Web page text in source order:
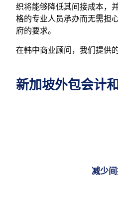
织将能够降低其间接成本，
格的专业人员承办而无需担
府的要求。
在韩中商业顾问，我们提供
新加坡外包会计
减少